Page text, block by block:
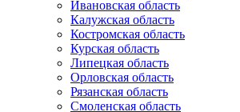
Ивановская область
Калужская область
Костромская область
Курская область
Липецкая область
Орловская область
Рязанская область
Смоленская область